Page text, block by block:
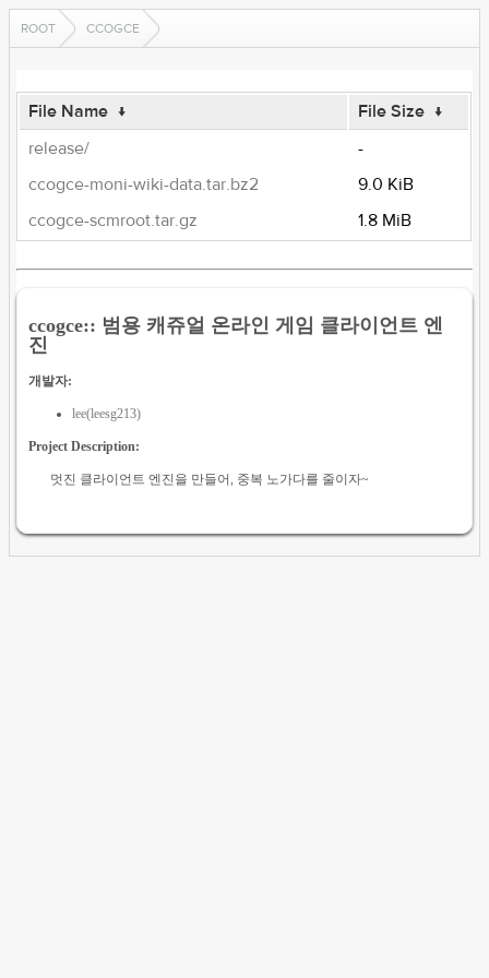
ROOT CCOGCE
File Name ↓ File Size ↓
release/
-
ccogce-moni-wiki-data.tar.bz2
9.0 KiB
ccogce-scmroot.tar.gz
1.8 MiB
ccogce:: 범용 캐쥬얼 온라인 게임 클라이언트 엔
진
개발자:
lee(leesg213)
Project Description:
멋진 클라이언트 엔진을 만들어, 중복 노가다를 줄이자~